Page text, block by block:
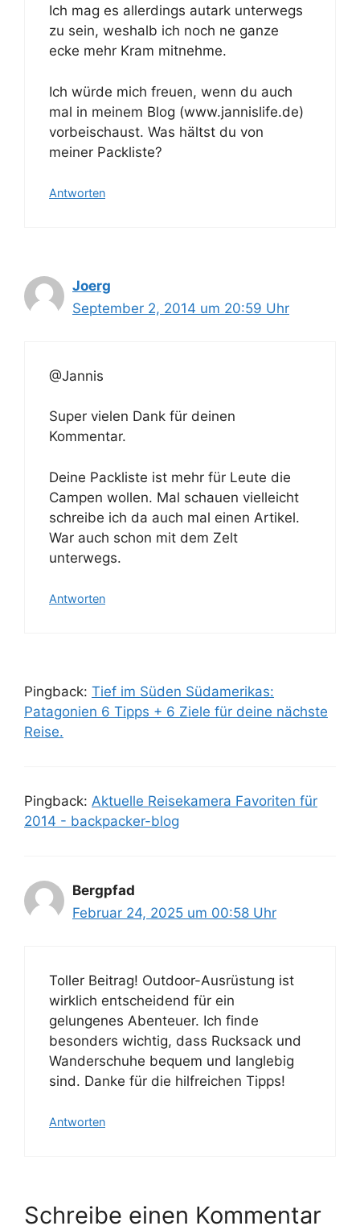
Ich mag es allerdings autark unterwegs
zu sein, weshalb ich noch ne ganze
ecke mehr Kram mitnehme.
Ich würde mich freuen, wenn du auch
mal in meinem Blog (www.jannislife.de)
vorbeischaust. Was hältst du von
meiner Packliste?
Antworten
Joerg
September 2, 2014 um 20:59 Uhr
@Jannis
Super vielen Dank für deinen
Kommentar.
Deine Packliste ist mehr für Leute die
Campen wollen. Mal schauen vielleicht
schreibe ich da auch mal einen Artikel.
War auch schon mit dem Zelt
unterwegs.
Antworten
Pingback: Tief im Süden Südamerikas:
Patagonien 6 Tipps + 6 Ziele für deine nächste
Reise.
Pingback: Aktuelle Reisekamera Favoriten für
2014 - backpacker-blog
Bergpfad
Februar 24, 2025 um 00:58 Uhr
Toller Beitrag! Outdoor-Ausrüstung ist
wirklich entscheidend für ein
gelungenes Abenteuer. Ich finde
besonders wichtig, dass Rucksack und
Wanderschuhe bequem und langlebig
sind. Danke für die hilfreichen Tipps!
Antworten
Schreibe einen Kommentar